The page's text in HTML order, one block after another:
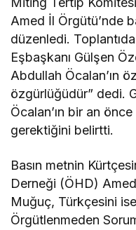
Amed İl Örgütü’nde
düzenledi.
Eşbaşkanı Gülşen
Abdullah Öcalan’ın
özgürlüğüdür” dedi.
Öcalan’ın bir an
gerektiğini belirtti.
Basın metnin
Derneği (ÖHD)
Muğuç, Türkçesini
Örgütlenmeden